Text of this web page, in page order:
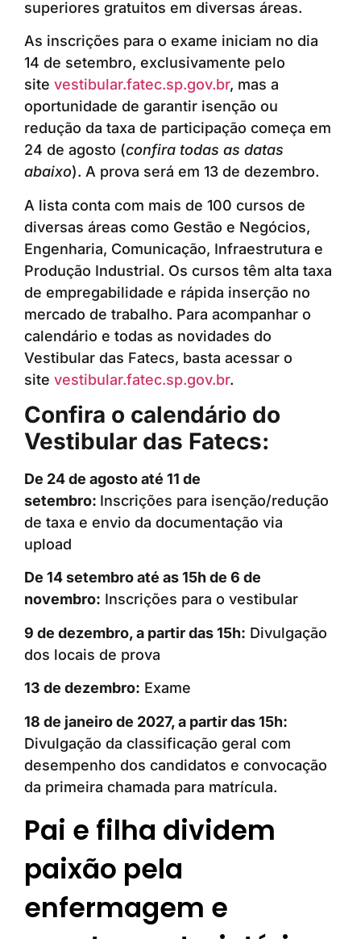
superiores gratuitos em diversas áreas.
As inscrições para o exame iniciam no dia
14 de setembro, exclusivamente pelo
site vestibular.fatec.sp.gov.br, mas a
oportunidade de garantir isenção ou
redução da taxa de participação começa em
24 de agosto (confira todas as datas
abaixo). A prova será em 13 de dezembro.
A lista conta com mais de 100 cursos de
diversas áreas como Gestão e Negócios,
Engenharia, Comunicação, Infraestrutura e
Produção Industrial. Os cursos têm alta taxa
de empregabilidade e rápida inserção no
mercado de trabalho. Para acompanhar o
calendário e todas as novidades do
Vestibular das Fatecs, basta acessar o
site vestibular.fatec.sp.gov.br.
Confira o calendário do
Vestibular das Fatecs:
De 24 de agosto até 11 de
setembro: Inscrições para isenção/redução
de taxa e envio da documentação via
upload
De 14 setembro até as 15h de 6 de
novembro: Inscrições para o vestibular
9 de dezembro, a partir das 15h: Divulgação
dos locais de prova
13 de dezembro: Exame
18 de janeiro de 2027, a partir das 15h:
Divulgação da classificação geral com
desempenho dos candidatos e convocação
da primeira chamada para matrícula.
Pai e filha dividem
paixão pela
enfermagem e